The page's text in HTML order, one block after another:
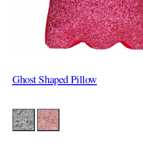
Ghost Shaped Pillow
Color
LumSilverLumPink